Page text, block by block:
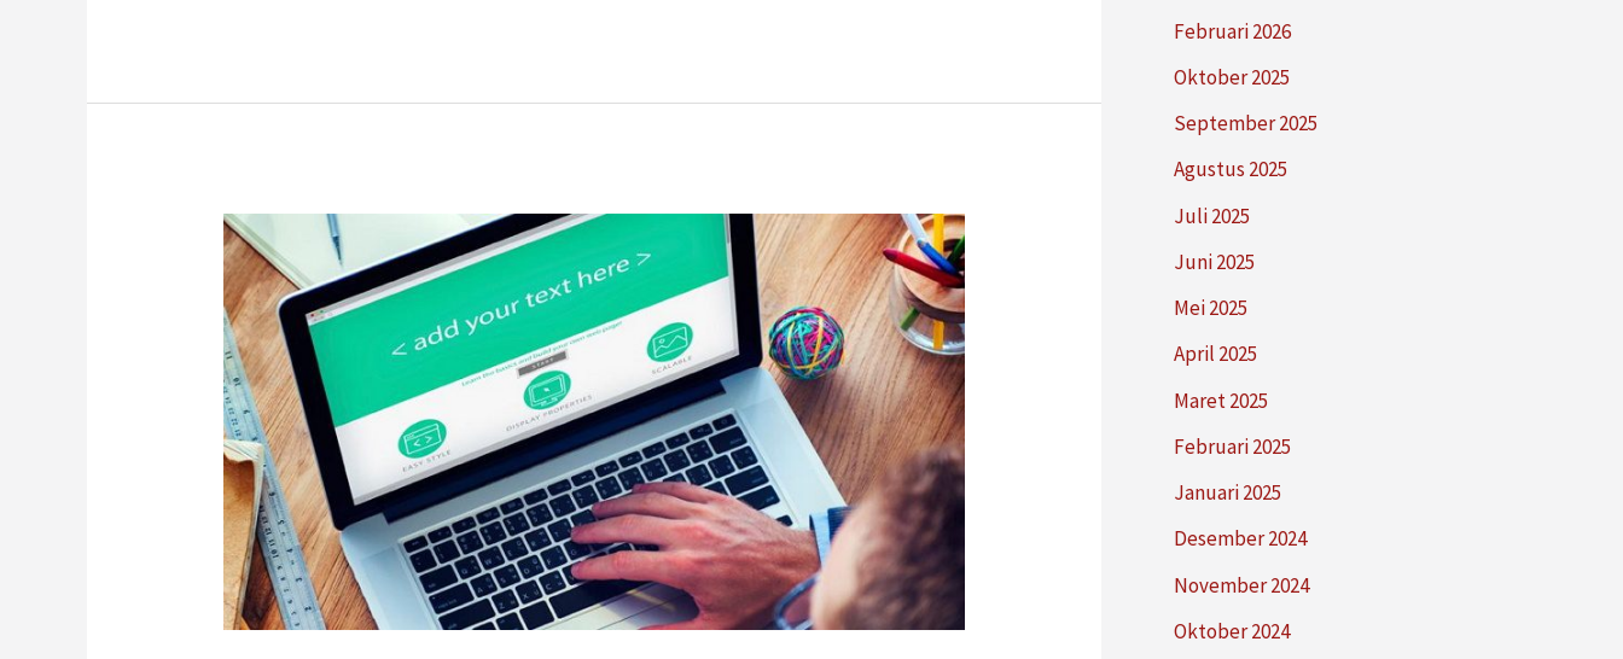
Tips
Jasa
Pembuatan
Website
Terbaik
untuk
Ciri
Web
Yang
Disukai
oleh
Visitor
Februari 2026
Oktober 2025
September 2025
Agustus 2025
Juli 2025
Juni 2025
Mei 2025
April 2025
Maret 2025
Februari 2025
Januari 2025
Desember 2024
November 2024
Oktober 2024